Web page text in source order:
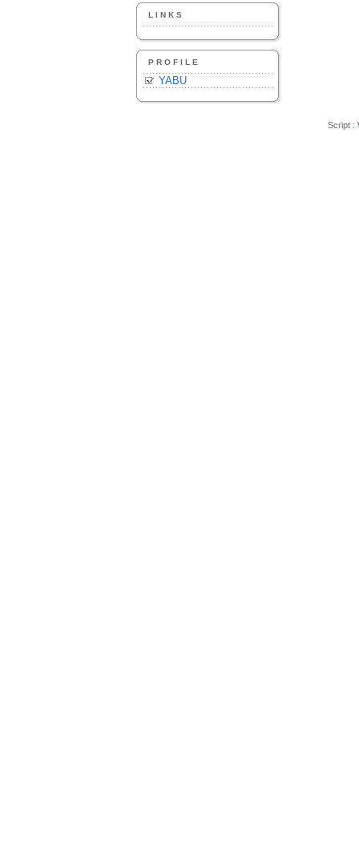
LINKS
PROFILE
YABU
Script :